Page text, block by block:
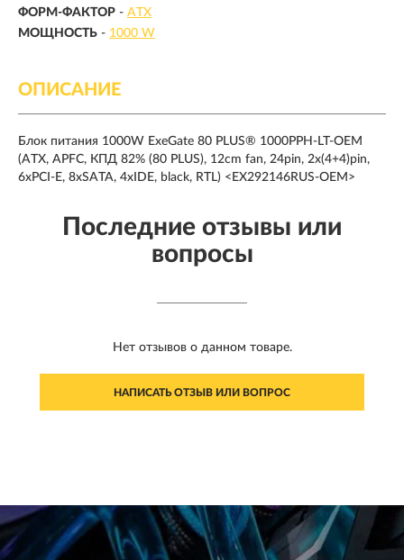
ФОРМ-ФАКТОР - ATX
МОЩНОСТЬ - 1000 W
ОПИСАНИЕ
Блок питания 1000W ExeGate 80 PLUS® 1000PPH-LT-OEM
(ATX, APFC, КПД 82% (80 PLUS), 12cm fan, 24pin, 2x(4+4)pin,
6xPCI-E, 8xSATA, 4xIDE, black, RTL) <EX292146RUS-OEM>
Последние отзывы или
вопросы
Нет отзывов о данном товаре.
НАПИСАТЬ ОТЗЫВ ИЛИ ВОПРОС